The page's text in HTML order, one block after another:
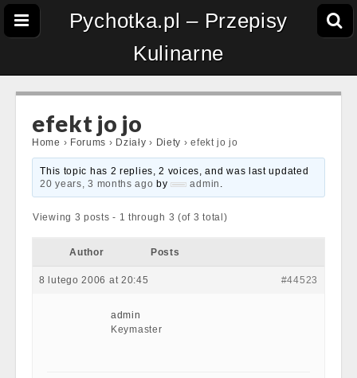
Pychotka.pl – Przepisy
Kulinarne
efekt jo jo
Home › Forums › Działy › Diety › efekt jo jo
This topic has 2 replies, 2 voices, and was last updated
20 years, 3 months ago by admin .
Viewing 3 posts - 1 through 3 (of 3 total)
Author Posts
8 lutego 2006 at 20:45 #44523
admin
Keymaster